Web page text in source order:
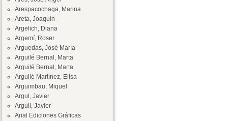
Arespacochaga, Marina
Areta, Joaquín
Argelich, Diana
Argemí, Roser
Arguedas, José María
Arguilé Bernal, Marta
Arguilé Bernal, Marta
Arguilé Martínez, Elisa
Arguimbau, Miquel
Argul, Javier
Argull, Javier
Arial Ediciones Gráficas